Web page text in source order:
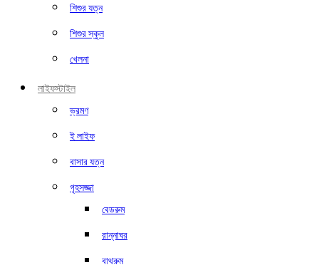
শিশুর যত্ন
শিশুর স্কুল
খেলনা
লাইফস্টাইল
ভ্রমণ
ই লাইফ
বাসার যত্ন
গৃহসজ্জা
বেডরুম
রান্নাঘর
বাথরুম